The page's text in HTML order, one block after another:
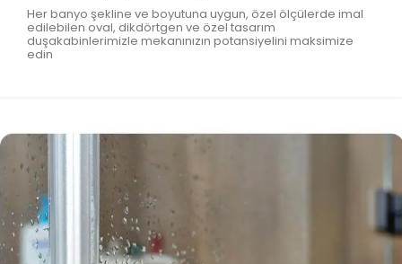
Her banyo şekline ve boyutuna uygun, özel ölçülerde imal
edilebilen oval, dikdörtgen ve özel tasarım
duşakabinlerimizle mekanınızın potansiyelini maksimize
edin​